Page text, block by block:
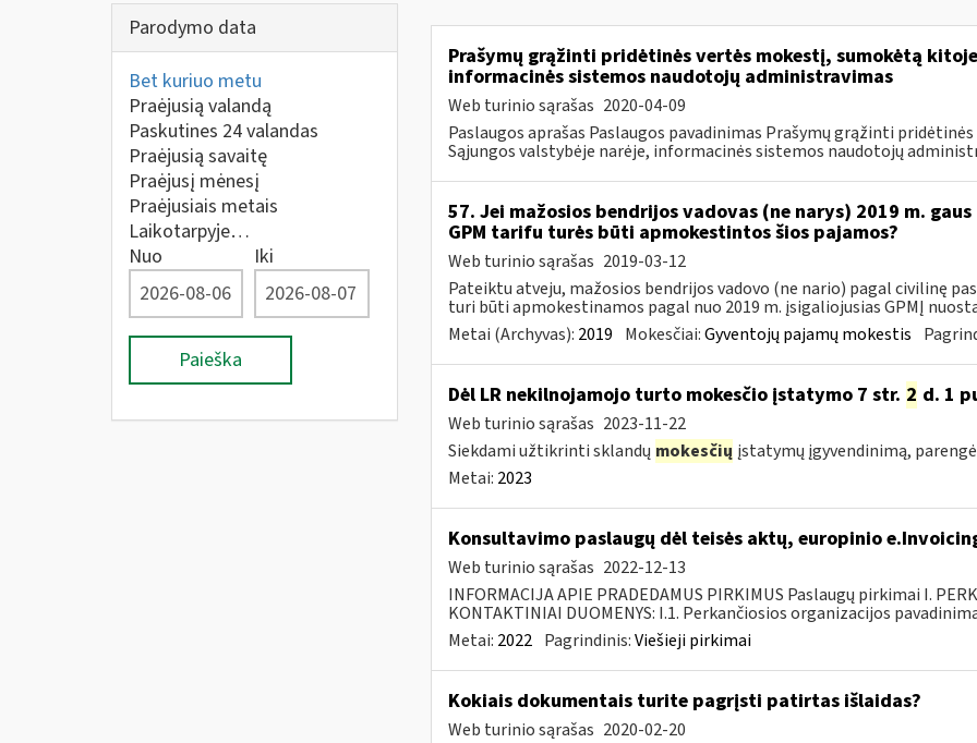
Parodymo data
Bet kuriuo metu
Praėjusią valandą
Paskutines 24 valandas
Praėjusią savaitę
Praėjusį mėnesį
Praėjusiais metais
Laikotarpyje…
Nuo
Iki
Paieška
Prašymų grąžinti pridėtinės vertės mokestį, sumokėtą
informacinės sistemos naudotojų administravimas
Web turinio sąrašas 2020-04-09
Paslaugos aprašas Paslaugos pavadinimas Prašymų grąžinti
Sąjungos valstybėje narėje, informacinės sistemos naudotojų
57. Jei mažosios bendrijos vadovas (ne narys) 2019 m.
GPM tarifu turės būti apmokestintos šios pajamos?
Web turinio sąrašas 2019-03-12
Pateiktu atveju, mažosios bendrijos vadovo (ne nario) pagal civilinę
turi būti apmokestinamos pagal nuo 2019 m. įsigaliojusias GPMĮ
Metai (Archyvas): 2019 Mokesčiai:Gyventojų pajamų mokestis
Dėl LR nekilnojamojo turto mokesčio įstatymo 7 str. 2 d. 1
Web turinio sąrašas 2023-11-22
Siekdami užtikrinti sklandų mokesčių įstatymų įgyvendinimą,
Metai: 2023
Konsultavimo paslaugų dėl teisės aktų, europinio
Web turinio sąrašas 2022-12-13
INFORMACIJA APIE PRADEDAMUS PIRKIMUS Paslaugų pirkimai I.
KONTAKTINIAI DUOMENYS: I.1. Perkančiosios organizacijos
Metai: 2022 Pagrindinis:Viešieji pirkimai
Kokiais dokumentais turite pagrįsti patirtas išlaidas?
Web turinio sąrašas 2020-02-20